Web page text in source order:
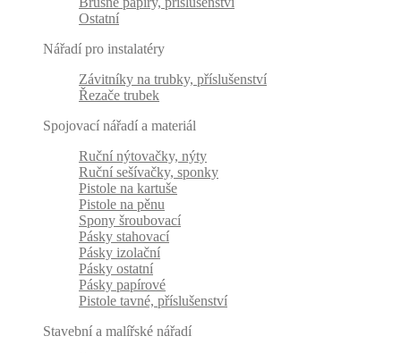
Ostatní
Nářadí pro instalatéry
Závitníky na trubky, příslušenství
Řezače trubek
Spojovací nářadí a materiál
Ruční nýtovačky, nýty
Ruční sešívačky, sponky
Pistole na kartuše
Pistole na pěnu
Spony šroubovací
Pásky stahovací
Pásky izolační
Pásky ostatní
Pásky papírové
Pistole tavné, příslušenství
Stavební a malířské nářadí